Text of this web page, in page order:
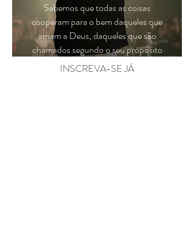
Sabemos que todas as coisas
cooperam para o bem daqueles que
amam a Deus, daqueles que são
chamados segundo o seu propósito
INSCREVA-SE JÁ